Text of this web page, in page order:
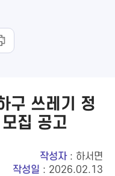
구 쓰레기 정
집 공고
작성자: 하서면
작성일 : 2026.02.13